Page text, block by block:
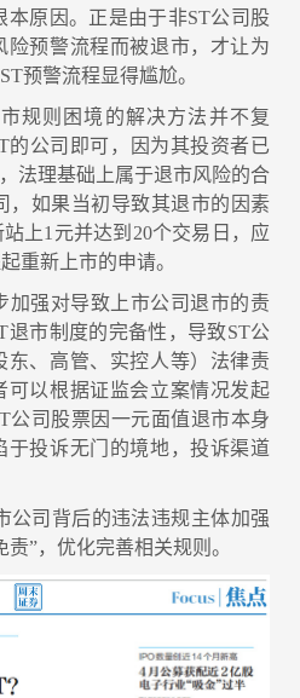
本原因。正是由于非ST公司股
险预警流程而被退市，才让为
预警流程显得尴尬。
规则困境的解决方法并不复
的公司即可，因为其投资者已
法理基础上属于退市风险的合
，如果当初导致其退市的因素
上1元并达到20个交易日，应
重新上市的申请。
强对导致上市公司退市的责
退市制度的完备性，导致ST公
东、高管、实控人等）法律责
可以根据证监会立案情况发起
公司股票因一元面值退市本身
于投诉无门的境地，投诉渠道
司背后的违法违规主体加强
”，优化完善相关规则。